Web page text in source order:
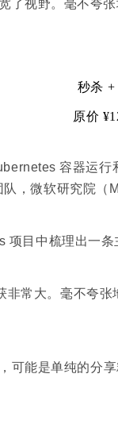
了视野。毫不夸
秒杀 +
原价
容器运
，微软研究院
目中梳理出一
非常大。毫不夸
可能是单纯的分